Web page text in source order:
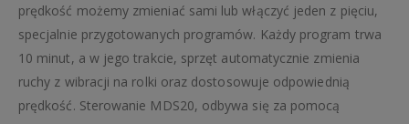
prędkość możemy zmieniać sami lub włączyć jeden z pięciu,
specjalnie przygotowanych programów. Każdy program trwa
10 minut, a w jego trakcie, sprzęt automatycznie zmienia
ruchy z wibracji na rolki oraz dostosowuje odpowiednią
prędkość. Sterowanie MDS20, odbywa się za pomocą